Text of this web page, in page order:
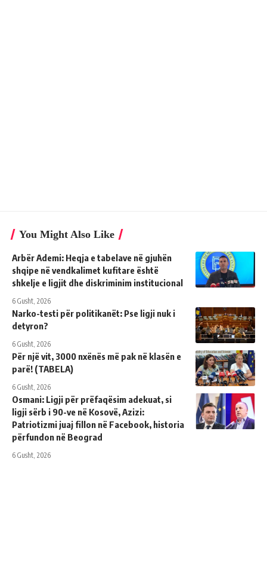
You Might Also Like
Arbër Ademi: Heqja e tabelave në gjuhën
shqipe në vendkalimet kufitare është
shkelje e ligjit dhe diskriminim institucional
6 Gusht, 2026
Narko-testi për politikanët: Pse ligji nuk i
detyron?
6 Gusht, 2026
Për një vit, 3000 nxënës më pak në klasën e
parë! (TABELA)
6 Gusht, 2026
Osmani: Ligji për prëfaqësim adekuat, si
ligji sërb i 90-ve në Kosovë, Azizi:
Patriotizmi juaj fillon në Facebook, historia
përfundon në Beograd
6 Gusht, 2026